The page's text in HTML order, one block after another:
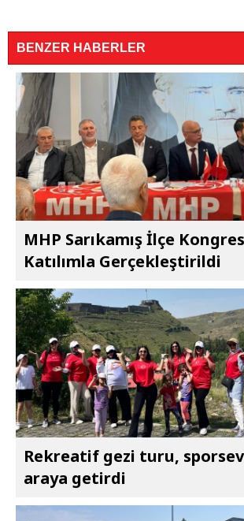
BENZER HABERLER
MHP Sarıkamış İlçe
Katılımla Gerçekleştirildi
Rekreatif gezi turu,
araya getirdi